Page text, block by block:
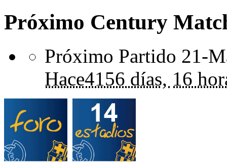
Próximo Century
Próximo Partido 21-
Hace4156 días, 16